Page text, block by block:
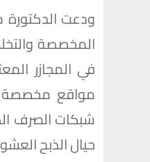
ودعت الدكتورة
المخصصة
في المجازر
مواقع مخصصة
شبكات الصرف
حيال الذبح